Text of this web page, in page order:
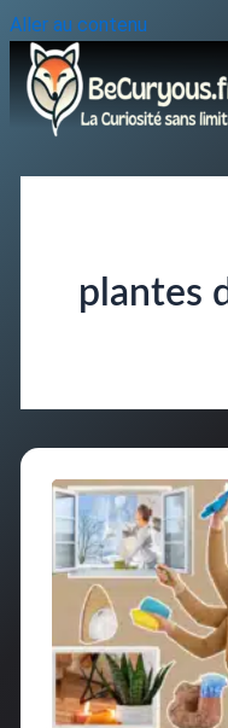
Aller au contenu
plantes